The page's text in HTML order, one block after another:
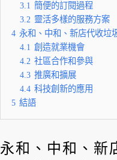
3.1 簡便的訂閱過程
3.2 靈活多樣的服務方案
4 永和、中和、新店代收垃
4.1 創造就業機會
4.2 社區合作和參與
4.3 推廣和擴展
4.4 科技創新的應用
5 結語
永和、中和、新